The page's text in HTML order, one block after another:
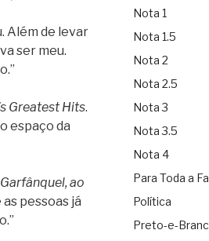
Além de levar
ser meu.
Greatest Hits.
espaço da
ao
as pessoas já
Nota 1
Nota 1.5
Nota 2
Nota 2.5
Nota 3
Nota 3.5
Nota 4
Para Toda a
Política
Preto-e-